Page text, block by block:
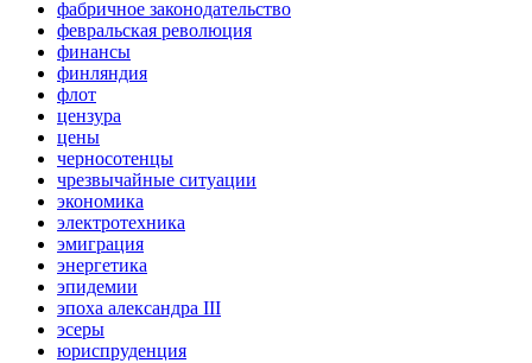
фабричное законодательство
февральская революция
финансы
финляндия
флот
цензура
цены
черносотенцы
чрезвычайные ситуации
экономика
электротехника
эмиграция
энергетика
эпидемии
эпоха александра III
эсеры
юриспруденция